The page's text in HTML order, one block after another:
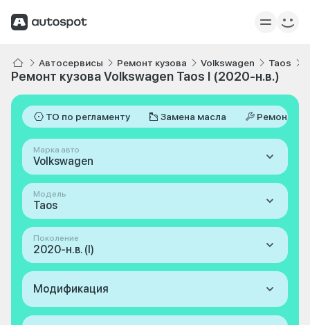
Автосервисы Ремонт кузова Volkswagen Taos
Ремонт кузова Volkswagen Taos I (2020-н.в.)
ТО по регламенту Замена масла Ремонт
Марка авто
Volkswagen
Модель
Taos
Поколение
2020-н.в. (I)
Модификация